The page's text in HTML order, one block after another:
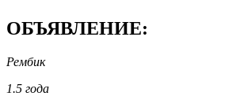
ОБЪЯВЛЕНИЕ:
Рембик
1.5 года